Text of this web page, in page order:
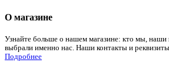
О магазине
Узнайте больше о нашем магазине: кто мы,
выбрали именно нас. Наши контакты и
Подробнее